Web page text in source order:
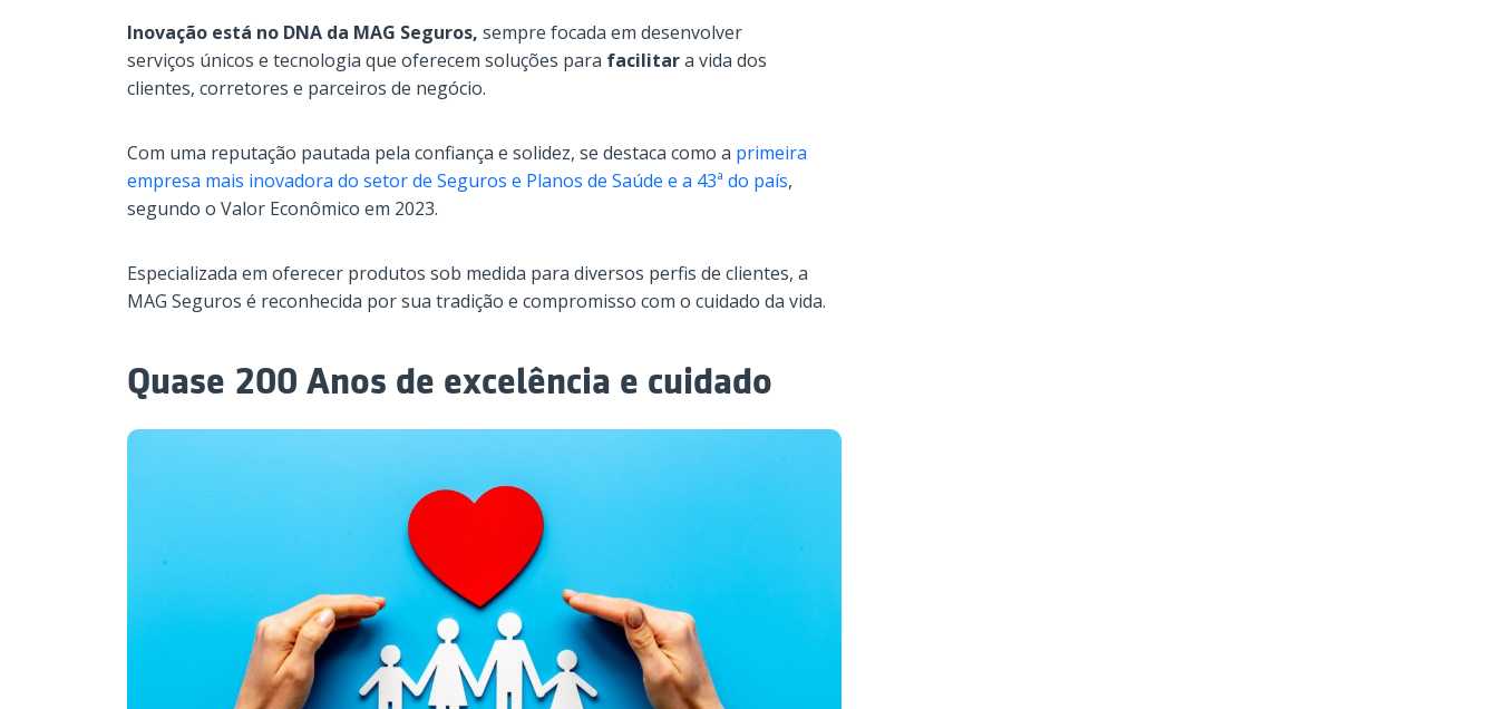
Inovação está no DNA da MAG Seguros, sempre focada em desenvolver
serviços únicos e tecnologia que oferecem soluções para facilitara vida dos
clientes, corretores e parceiros de negócio.​
Com uma reputação pautada pela confiança e solidez, se destaca como a primeira
empresa mais inovadora do setor de Seguros e Planos de Saúde e a 43ª do país,
segundo o Valor Econômico em 2023.
Especializada em oferecer produtos sob medida para diversos perfis de clientes, a
MAG Seguros é reconhecida por sua tradição e compromisso com o cuidado da vida.
Quase 200 Anos de excelência e cuidado